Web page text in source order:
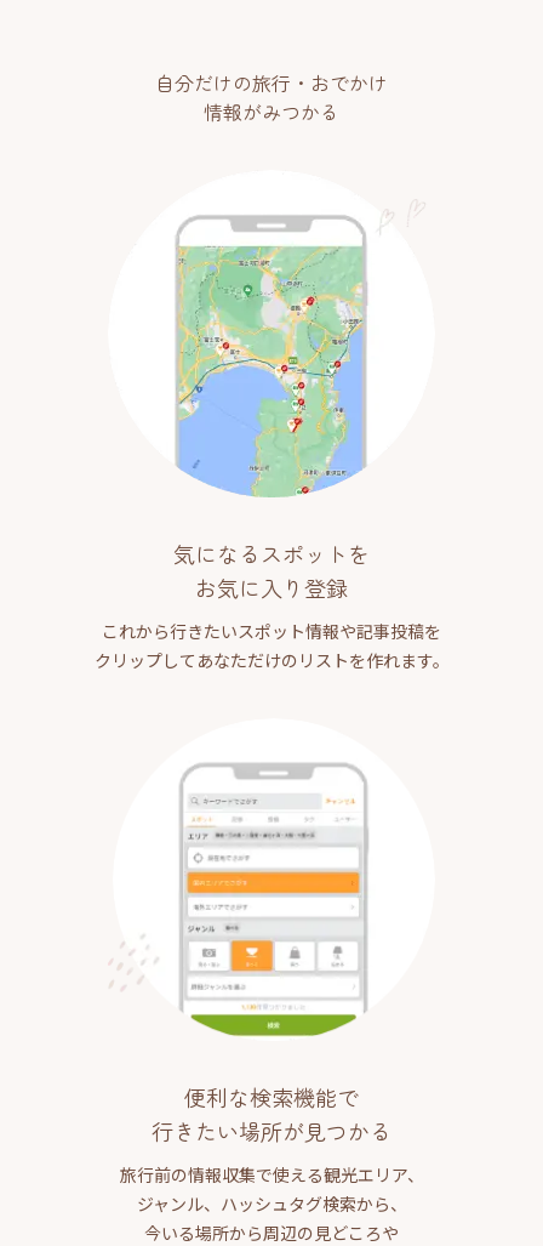
自分だけの旅行・おでかけ
情報がみつかる
気になるスポットを
お気に入り登録
これから行きたいスポット情報や記事投稿を
クリップしてあなただけのリストを作れます。
便利な検索機能で
行きたい場所が見つかる
旅行前の情報収集で使える観光エリア、
ジャンル、ハッシュタグ検索から、
今いる場所から周辺の見どころや